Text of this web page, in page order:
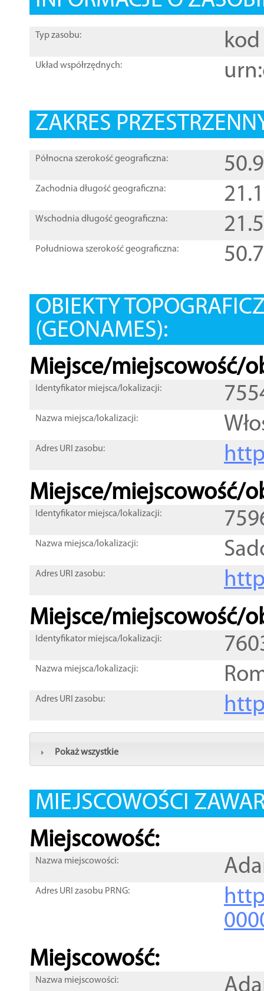
Typ zasobu: kod
Układ współrzędnych:
ZAKRES
Północna szerokość geograficzna:
Zachodnia długość geograficzna:
Wschodnia długość geograficzna:
Południowa szerokość geograficzna:
OBIEKTY
(GEONAMES):
Miejsce/miejscowość/
Identyfikator miejsca/lokalizacji:
Nazwa miejsca/lokalizacji:
Adres URI zasobu:
Miejsce/miejscowość/
Identyfikator miejsca/lokalizacji:
Nazwa miejsca/lokalizacji:
Adres URI zasobu:
Miejsce/miejscowość/
Identyfikator miejsca/lokalizacji:
Nazwa miejsca/lokalizacji:
Adres URI zasobu:
Pokaż wszystkie
MIEJSCOWOŚCI
Miejscowość:
Nazwa miejscowości:
Adres URI zasobu PRNG:
Miejscowość:
Nazwa miejscowości: